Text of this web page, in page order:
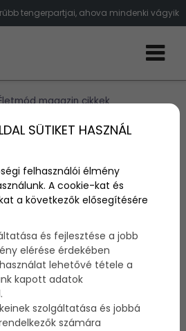
tengerpartjai, ahova mindenki vágyik
magazin cikkek
egy olyanösszeállítást
legszebbtengerpartjaiból
nem tudna nemet mondani.
és néhányat közülük
tájánismernek, annyira
SÜTIKET HASZNÁL
felhasználói élmény
A cookie-kat és
a következők elősegítésére
és fejlesztése a jobb
elérése érdekében
lehetővé tétele a
kapott adatok
szolgáltatása és jobbá
számára